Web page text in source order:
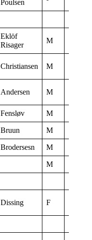
Poulsen
Eklöf
Risager
M
Christiansen M
Andersen M
Fensløv M
Bruun M
Brodersesn M
M
Dissing F